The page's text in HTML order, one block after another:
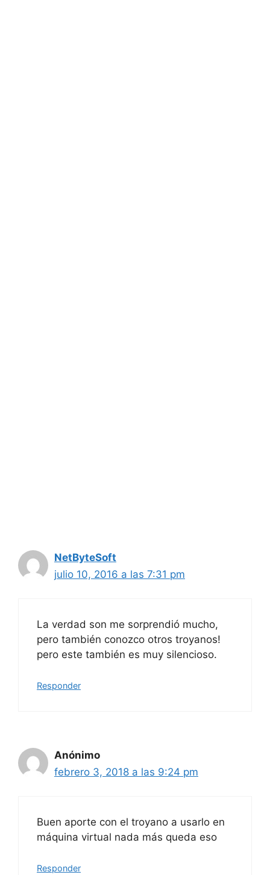
NetByteSoft
julio 10, 2016 a las 7:31 pm
La verdad son me sorprendió mucho,
pero también conozco otros troyanos!
pero este también es muy silencioso.
Responder
Anónimo
febrero 3, 2018 a las 9:24 pm
Buen aporte con el troyano a usarlo en
máquina virtual nada más queda eso
Responder